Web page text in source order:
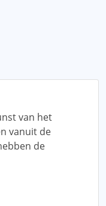
van het
vanuit de
de